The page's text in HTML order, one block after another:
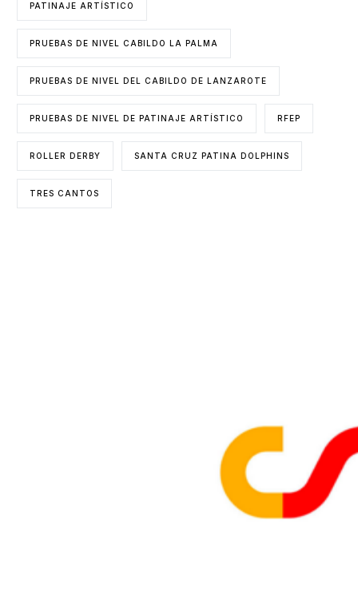
PATINAJE ARTÍSTICO
PRUEBAS DE NIVEL CABILDO LA PALMA
PRUEBAS DE NIVEL DEL CABILDO DE LANZAROTE
PRUEBAS DE NIVEL DE PATINAJE ARTÍSTICO RFEP
ROLLER DERBY SANTA CRUZ PATINA DOLPHINS
TRES CANTOS